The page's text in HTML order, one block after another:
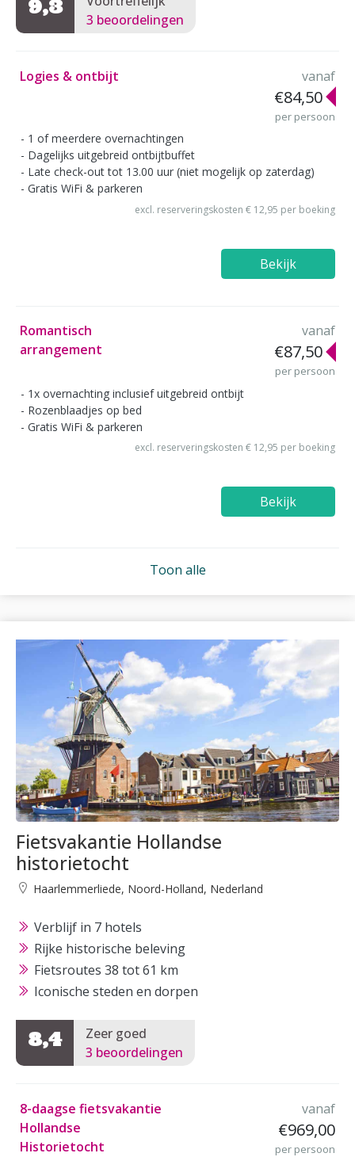
9,3
3 beoordelingen
Logies & ontbijt vanaf
€84,50
per persoon
1 of meerdere overnachtingen
Dagelijks uitgebreid ontbijtbuffet
Late check-out tot 13.00 uur (niet mogelijk op zaterdag)
Gratis WiFi & parkeren
excl. reserveringskosten € 12,95 per boeking
Bekijk
Romantisch
arrangement
vanaf
€87,50
per persoon
1x overnachting inclusief uitgebreid ontbijt
Rozenblaadjes op bed
Gratis WiFi & parkeren
excl. reserveringskosten € 12,95 per boeking
Bekijk
Toon alle
Fietsvakantie Hollandse
historietocht
Haarlemmerliede, Noord-Holland, Nederland
Verblijf in 7 hotels
Rijke historische beleving
Fietsroutes 38 tot 61 km
Iconische steden en dorpen
8,4
Zeer goed
3 beoordelingen
8-daagse fietsvakantie
Hollandse
Historietocht
vanaf
€969,00
per persoon